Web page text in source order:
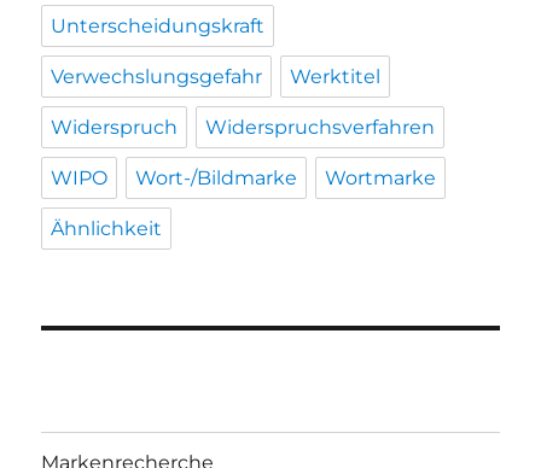
Unterscheidungskraft
Verwechslungsgefahr Werktitel
Widerspruch Widerspruchsverfahren
WIPO Wort-/Bildmarke Wortmarke
Ähnlichkeit
Markenrecherche